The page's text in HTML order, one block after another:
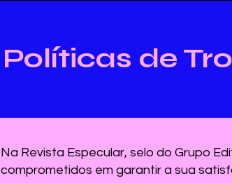
Políticas de
Na Revista Especular, selo do Grupo
comprometidos em garantir a sua